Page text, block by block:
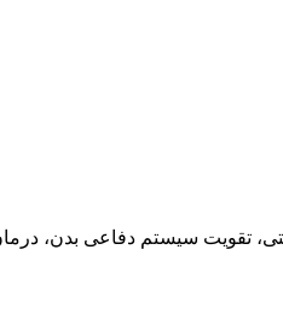
تقویت سیستم دفاعی بدن،